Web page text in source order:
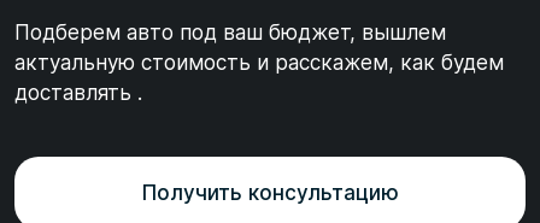
Подберем авто под ваш бюджет, вышлем
актуальную стоимость и расскажем, как будем
доставлять .
Получить консультацию